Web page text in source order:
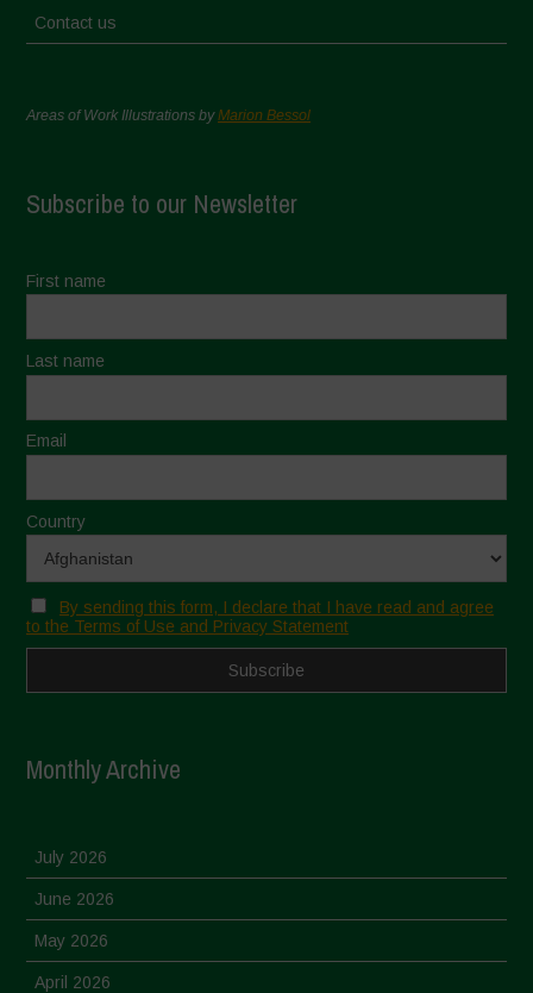
Contact us
Areas of Work Illustrations byMarion Bessol
Subscribe to our Newsletter
First name
Last name
Email
Country
By sending this form, I declare that I have read and agree
to the Terms of Use and Privacy Statement
Monthly Archive
July 2026
June 2026
May 2026
April 2026